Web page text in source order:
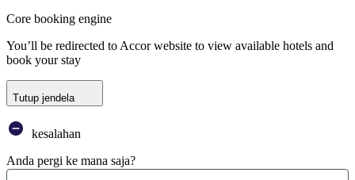
Core booking engine
You’ll be redirected to Accor website to view available hotels and
book your stay
Tutup jendela
kesalahan
Anda pergi ke mana saja?